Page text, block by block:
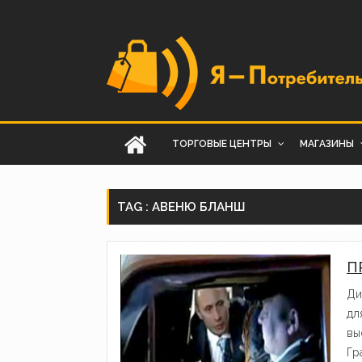
ТОРГОВЫЕ ЦЕНТРЫ МАГАЗИНЫ
TAG : АВЕНЮ БЛАНШ